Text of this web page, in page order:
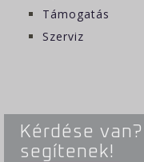
Támogatás
Szerviz
Kérdése
segítenek!